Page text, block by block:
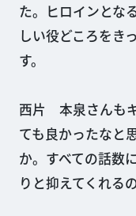
た。ヒロインとな
しい役どころをき
す。
西片 本泉さんも
ても良かったなと
か。すべての話数
りと抑えてくれる